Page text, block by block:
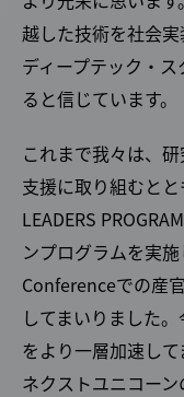
越した技術を社会
ディープテック・
ると信じています。
これまで我々は、
支援に取り組むと
LEADERS
ンプログラムを実
Conferenceでの産
してまいりました
をより一層加速し
ネクストユニコー